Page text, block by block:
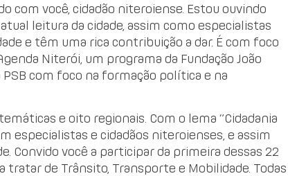
com você, cidadão niteroiense. Estou ouvindo
leitura da cidade, assim como especialistas
e têm uma rica contribuição a dar. É com foco
Niterói, um programa da Fundação João
com foco na formação política e na
e oito regionais. Com o lema “Cidadania
especialistas e cidadãos niteroienses, e assim
Convido você a participar da primeira dessas 22
de Trânsito, Transporte e Mobilidade. Todas